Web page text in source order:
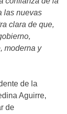
las nuevas
clara de que,
moderna y
de la
Aguirre,
de